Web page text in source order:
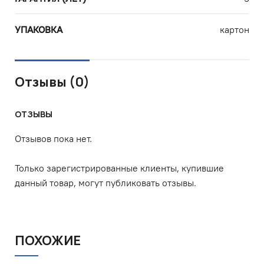
УПАКОВКА картон
Отзывы (0)
ОТЗЫВЫ
Отзывов пока нет.
Только зарегистрированные клиенты, купившие
данный товар, могут публиковать отзывы.
ПОХОЖИЕ